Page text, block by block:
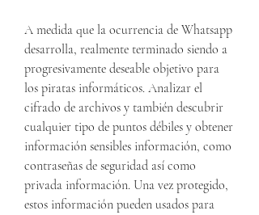
A medida que la ocurrencia de Whatsapp
desarrolla, realmente terminado siendo a
progresivamente deseable objetivo para
los piratas informáticos. Analizar el
cifrado de archivos y también descubrir
cualquier tipo de puntos débiles y obtener
información sensibles información, como
contraseñas de seguridad así como
privada información. Una vez protegido,
estos información pueden usados para